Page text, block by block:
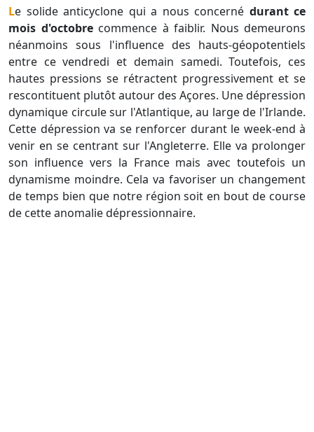
Le solide anticyclone qui a nous concerné durant ce
mois d'octobrecommence à faiblir. Nous demeurons
néanmoins sous l'influence des hauts-géopotentiels
entre ce vendredi et demain samedi. Toutefois, ces
hautes pressions se rétractent progressivement et se
rescontituent plutôt autour des Açores. Une dépression
dynamique circule sur l'Atlantique, au large de l'Irlande.
Cette dépression va se renforcer durant le week-end à
venir en se centrant sur l'Angleterre. Elle va prolonger
son influence vers la France mais avec toutefois un
dynamisme moindre. Cela va favoriser un changement
de temps bien que notre région soit en bout de course
de cette anomalie dépressionnaire.